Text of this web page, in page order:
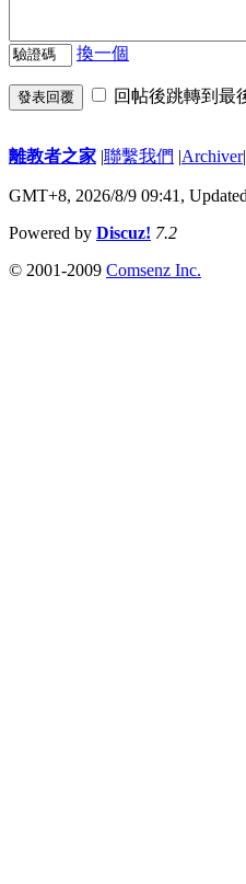
換一個
發表回覆 回帖後跳轉到最
離教者之家 |聯繫我們 |Archiver|
GMT+8, 2026/8/9 09:41,
Powered by Discuz! 7.2
© 2001-2009 Comsenz Inc.